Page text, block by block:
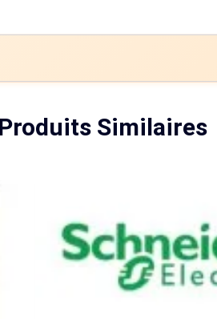
Produits Similaires